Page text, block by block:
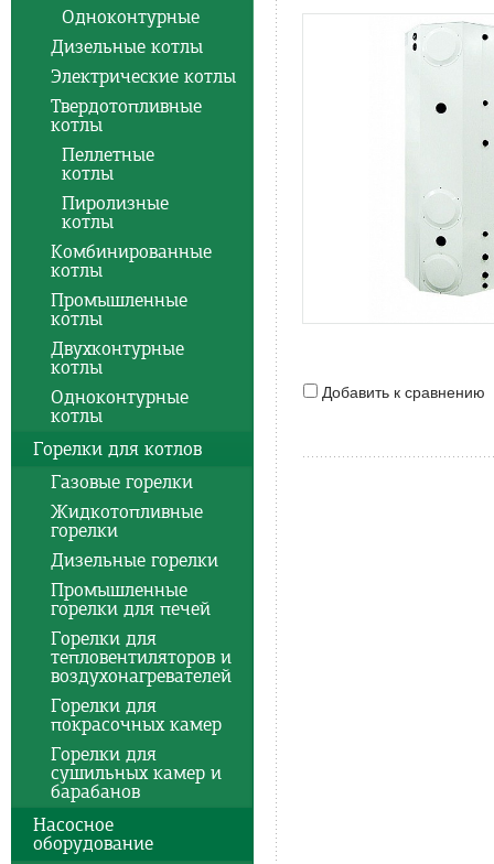
Добавить к сравнению
Одноконтурные
Дизельные котлы
Электрические котлы
Твердотопливные
котлы
Пеллетные
котлы
Пиролизные
котлы
Комбинированные
котлы
Промышленные
котлы
Двухконтурные
котлы
Одноконтурные
котлы
Горелки для котлов
Газовые горелки
Жидкотопливные
горелки
Дизельные горелки
Промышленные
горелки для печей
Горелки для
тепловентиляторов и
воздухонагревателей
Горелки для
покрасочных камер
Горелки для
сушильных камер и
барабанов
Насосное
оборудование